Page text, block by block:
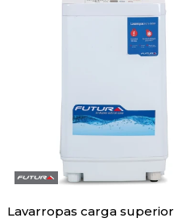
Lavarropas carga superior